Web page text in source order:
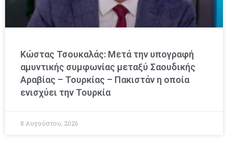
Κώστας Τσουκαλάς: Μετά την υπογραφή
αμυντικής συμφωνίας μεταξύ Σαουδικής
Αραβίας – Τουρκίας – Πακιστάν η οποία
ενισχύει την Τουρκία
8 Αυγούστου, 2026